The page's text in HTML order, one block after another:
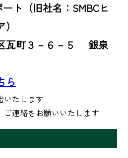
ト（旧社名：SMBCヒ
瓦町３－６－５ 銀泉
ら
いたします
連絡をお願いいたします